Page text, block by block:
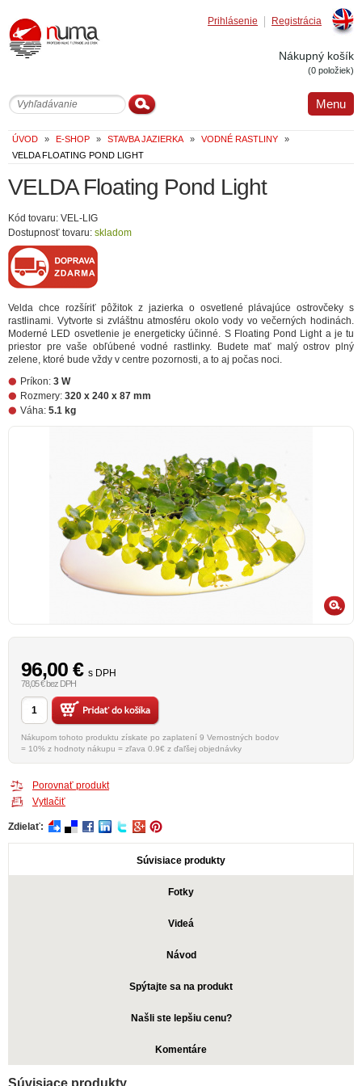
Registrácia
Prihlásenie
Nákupný košík
(0 položiek)
Menu
ÚVOD » E-SHOP » STAVBA JAZIERKA » VODNÉ RASTLINY
»
VELDA FLOATING POND LIGHT
VELDA Floating Pond Light
Kód tovaru: VEL-LIG
Dostupnosť tovaru: skladom
Velda chce rozšíriť pôžitok z jazierka o osvetlené plávajúce ostrovčeky s
rastlinami. Vytvorte si zvláštnu atmosféru okolo vody vo večerných hodinách.
Moderné LED osvetlenie je energeticky účinné. S Floating Pond Light a je tu
priestor pre vaše obľúbené vodné rastlinky. Budete mať malý ostrov plný
zelene, ktoré bude vždy v centre pozornosti, a to aj počas noci.
Príkon: 3 W
Rozmery: 320 x 240 x 87 mm
Váha: 5.1 kg
96,00 € s DPH
78,05 € bez DPH
Nákupom tohoto produktu získate po zaplatení 9 Vernostných bodov
= 10% z hodnoty nákupu = zľava 0.9€ z ďaľšej objednávky
Porovnať produkt
Vytlačiť
Zdielať:
Súvisiace produkty
Fotky
Videá
Návod
Spýtajte sa na produkt
Našli ste lepšiu cenu?
Komentáre
Súvisiace produkty